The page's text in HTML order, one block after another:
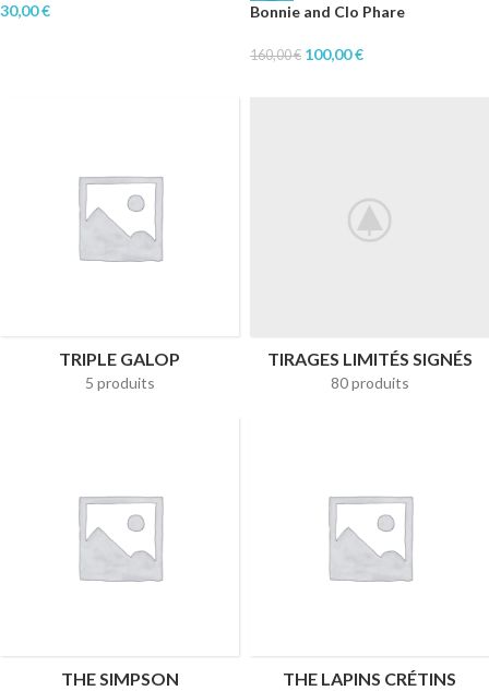
30,00€ Bonnie and Clo Phare
160,00€ 100,00€
TRIPLE GALOP
5 produits
TIRAGES LIMITÉS SIGNÉS
80 produits
THE SIMPSON THE LAPINS CRÉTINS